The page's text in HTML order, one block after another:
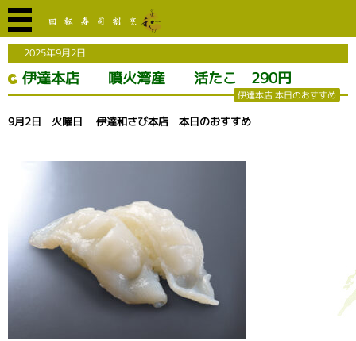
2025年9月2日
伊達本店 噴火湾産 活たこ 290円
伊達本店 本日のおすすめ
9月2日 火曜日 伊達和さび本店 本日のおすすめ